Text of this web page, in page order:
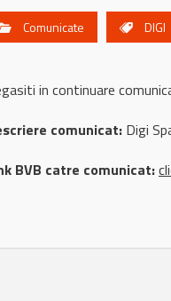
Comunicate DIGI
in continuare
comunicat: Digi
BVB catre comunicat: